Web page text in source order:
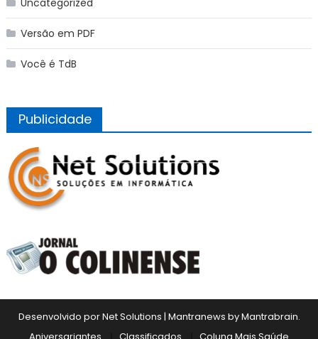
Versão em PDF
Você é TdB
Publicidade
Desenvolvido por Net Solutions | Mantranews byMantrabrain.